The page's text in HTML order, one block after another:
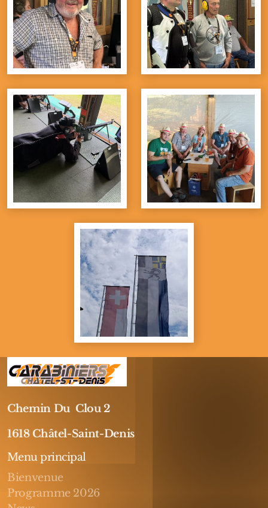
Chemin Du Clou 2
1618 Châtel-Saint-Denis
Menu principal
Bienvenue
Programme 2026